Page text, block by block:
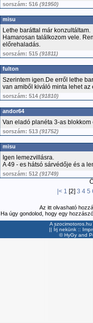
sorszám: 516 (91950)
misu
Lethe baráttal már konzultáltam.
Hamarosan találkozom vele.
előrehaladás.
sorszám: 515 (91811)
fulton
Szerintem igen.De erről lethe
van amiből kiváló minta lehet
sorszám: 514 (91810)
andor64
Van eladó planéta 3-as blokkom
sorszám: 513 (91752)
misu
Igen lemezvillásra.
A 49 - es hátsó sárvédője és a
sorszám: 512 (91749)
|< 1 [2] 3 4 5
Az itt olvasható
Ha úgy gondolod, hogy egy
A
|| Írj nekünk ::
©HyGyand